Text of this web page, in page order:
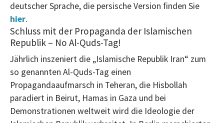
deutscher Sprache, die persische Version finden Sie
hier.
Schluss mit der Propaganda der Islamischen
Republik – No Al-Quds-Tag!
Jährlich inszeniert die „Islamische Republik Iran“ zum
so genannten Al-Quds-Tag einen
Propagandaaufmarsch in Teheran, die Hisbollah
paradiert in Beirut, Hamas in Gaza und bei
Demonstrationen weltweit wird die Ideologie der